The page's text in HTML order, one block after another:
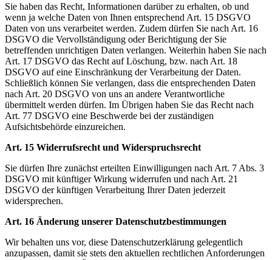
Sie haben das Recht, Informationen darüber zu erhalten, ob und
wenn ja welche Daten von Ihnen entsprechend Art. 15 DSGVO
Daten von uns verarbeitet werden. Zudem dürfen Sie nach Art. 16
DSGVO die Vervollständigung oder Berichtigung der Sie
betreffenden unrichtigen Daten verlangen. Weiterhin haben Sie nach
Art. 17 DSGVO das Recht auf Löschung, bzw. nach Art. 18
DSGVO auf eine Einschränkung der Verarbeitung der Daten.
Schließlich können Sie verlangen, dass die entsprechenden Daten
nach Art. 20 DSGVO von uns an andere Verantwortliche
übermittelt werden dürfen. Im Übrigen haben Sie das Recht nach
Art. 77 DSGVO eine Beschwerde bei der zuständigen
Aufsichtsbehörde einzureichen.
Art. 15 Widerrufsrecht und Widerspruchsrecht
Sie dürfen Ihre zunächst erteilten Einwilligungen nach Art. 7 Abs. 3
DSGVO mit künftiger Wirkung widerrufen und nach Art. 21
DSGVO der künftigen Verarbeitung Ihrer Daten jederzeit
widersprechen.
Art. 16 Änderung unserer Datenschutzbestimmungen
Wir behalten uns vor, diese Datenschutzerklärung gelegentlich
anzupassen, damit sie stets den aktuellen rechtlichen Anforderungen